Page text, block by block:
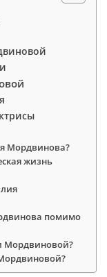
Мордвинова?
жизнь
помимо
Мордвиновой?